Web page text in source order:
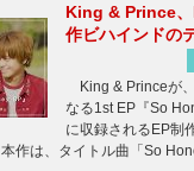
King & Prince、
作ビハインドの
King & Princeが
なる1st EP『So
に収録されるEP制
作は、タイトル曲「So